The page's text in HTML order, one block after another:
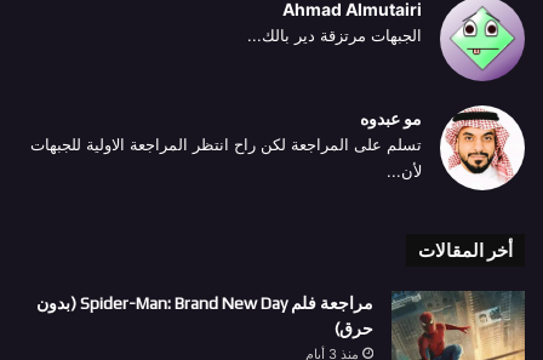
Ahmad Almutairi
الجبهات مرتزقة دير بالك...
مو عبدوه
تسلم على المراجعة لكن راح انتظر المراجعة الاولية للجبهات
لأن...
أخر المقالات
مراجعة فلم Spider-Man: Brand New Day (بدون
حرق)
منذ 3 أيام